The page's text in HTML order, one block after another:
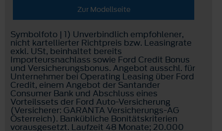
Zur Modellseite
Symbolfoto | 1) Unverbindlich empfohlener,
nicht kartellierter Richtpreis bzw. Leasingrate
exkl. USt, beinhaltet bereits
Importeursnachlass sowie Ford Credit Bonus
und Versicherungsbonus. Angebot ausschl. für
Unternehmer bei Operating Leasing über Ford
Credit, einem Angebot der Santander
Consumer Bank und Abschluss eines
Vorteilssets der Ford Auto-Versicherung
(Versicherer: GARANTA Versicherungs-AG
Österreich). Bankübliche Bonitätskriterien
vorausgesetzt. Laufzeit 48 Monate; 20.000